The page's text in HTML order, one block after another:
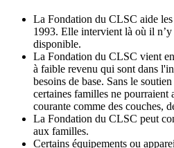
La Fondation du CLSC aide
1993. Elle intervient là où il n’y
disponible.
La Fondation du CLSC vient
à faible revenu qui sont dans
besoins de base. Sans le
certaines familles ne pourraient
courante comme des couches,
La Fondation du CLSC peut
aux familles.
Certains équipements ou